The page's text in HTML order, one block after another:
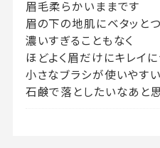
眉毛柔らかいままです
眉の下の地肌にベタッとつ
濃いすぎることもなく
ほどよく眉だけにキレイに
小さなブラシが使いやす
石鹸で落としたいなあと